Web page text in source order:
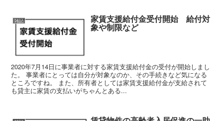
雑記 家賃支援給付金受付開始 給付対
象や制限など
2020年7月14日に事業者に対する家賃支援給付金の受付が開始しまし
た。 事業者にとっては自分が対象なのか、その手続きなど気になる
ところですね。 また、所有者としては家賃支援給付金が支給されて
も貸主に家賃の支払いがちゃんとある...